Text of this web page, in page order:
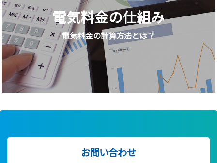
電気料金の仕組み
電気料金の計算方法とは？
お問い合わせ